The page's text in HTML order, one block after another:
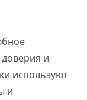
и
используют
и